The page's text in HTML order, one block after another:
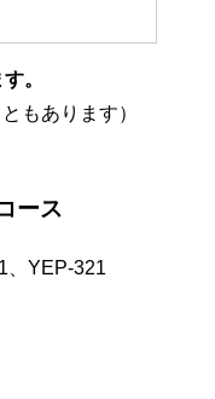
。
もあります）
ース
、YEP-321